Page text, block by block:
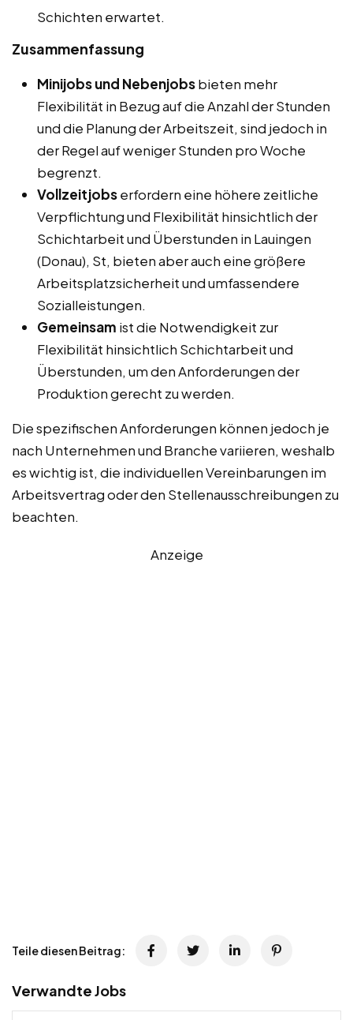
Schichten erwartet.
Zusammenfassung
Minijobs und Nebenjobsbieten mehr
Flexibilität in Bezug auf die Anzahl der Stunden
und die Planung der Arbeitszeit, sind jedoch in
der Regel auf weniger Stunden pro Woche
begrenzt.
Vollzeitjobserfordern eine höhere zeitliche
Verpflichtung und Flexibilität hinsichtlich der
Schichtarbeit und Überstunden in Lauingen
(Donau), St, bieten aber auch eine größere
Arbeitsplatzsicherheit und umfassendere
Sozialleistungen.
Gemeinsam ist die Notwendigkeit zur
Flexibilität hinsichtlich Schichtarbeit und
Überstunden, um den Anforderungen der
Produktion gerecht zu werden.
Die spezifischen Anforderungen können jedoch je
nach Unternehmen und Branche variieren, weshalb
es wichtig ist, die individuellen Vereinbarungen im
Arbeitsvertrag oder den Stellenausschreibungen zu
beachten.
Anzeige
Teile diesen Beitrag:
Verwandte Jobs